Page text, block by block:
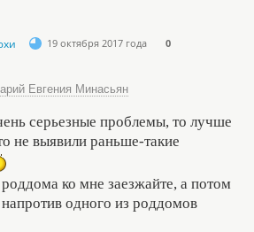
19 октября 2017 года 0
Евгения Минасьян
серьезные проблемы, то лучше
не выявили раньше-такие
ко мне заезжайте, а потом
одного из роддомов